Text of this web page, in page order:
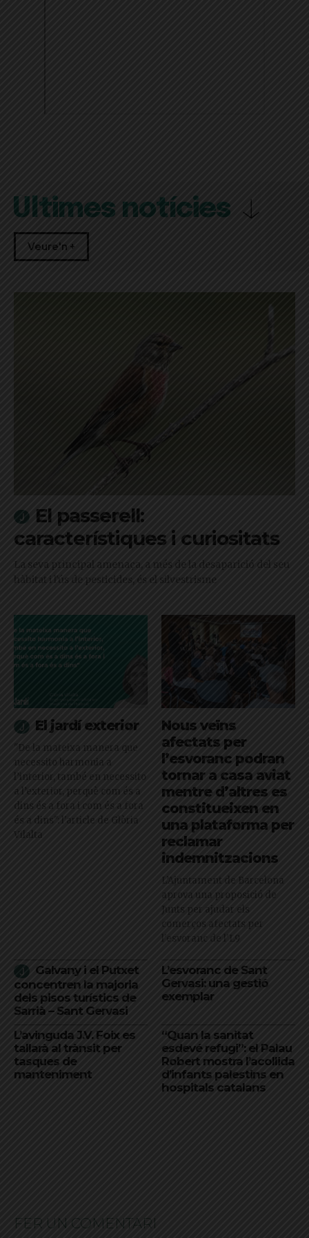
Últimes notícies
Veure'n +
El passerell:
característiques i curiositats
La seva principal amenaça, a més de la desaparició del seu
hàbitat i l'ús de pesticides, és el silvestrisme
El jardí exterior
"De la mateixa manera que
necessito harmonia a
l’interior, també en necessito
a l’exterior, perquè com és a
dins és a fora i com és a fora
és a dins": l'article de Glòria
Vilalta
Nous veïns
afectats per
l’esvoranc podran
tornar a casa aviat
mentre d’altres es
constitueixen en
una plataforma per
reclamar
indemnitzacions
L’Ajuntament de Barcelona
aprova una proposició de
Junts per ajudar els
comerços afectats per
l'esvoranc de l'L9
Galvany i el Putxet
concentren la majoria
dels pisos turístics de
Sarrià – Sant Gervasi
L’esvoranc de Sant
Gervasi: una gestió
exemplar
L’avinguda J.V. Foix es
tallarà al trànsit per
tasques de
manteniment
“Quan la sanitat
esdevé refugi”: el Palau
Robert mostra l’acollida
d’infants palestins en
hospitals catalans
FER UN COMENTARI